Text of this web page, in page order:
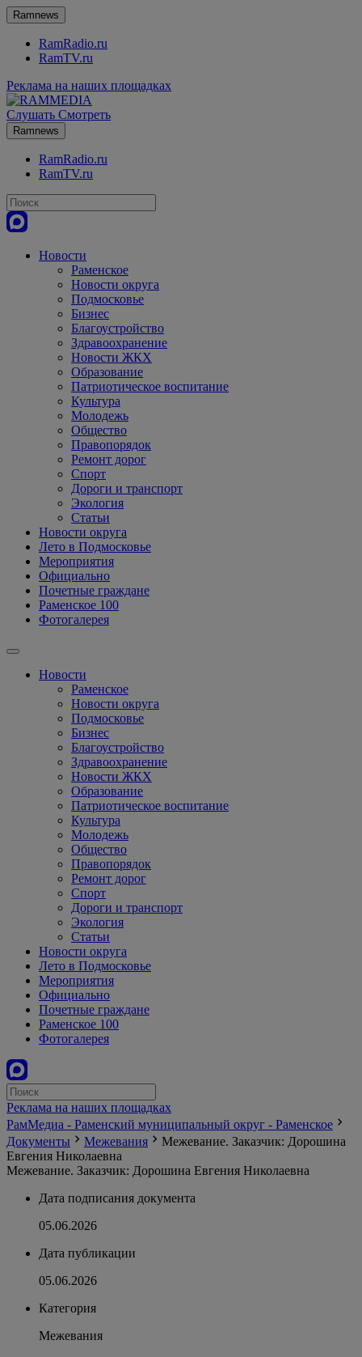
Ramnews
RamRadio.ru
RamTV.ru
Реклама на наших площадках
Слушать Смотреть
Ramnews
RamRadio.ru
RamTV.ru
Новости
Раменское
Новости округа
Подмосковье
Бизнес
Благоустройство
Здравоохранение
Новости ЖКХ
Образование
Патриотическое воспитание
Культура
Молодежь
Общество
Правопорядок
Ремонт дорог
Спорт
Дороги и транспорт
Экология
Статьи
Новости округа
Лето в Подмосковье
Мероприятия
Официально
Почетные граждане
Раменское 100
Фотогалерея
Новости
Раменское
Новости округа
Подмосковье
Бизнес
Благоустройство
Здравоохранение
Новости ЖКХ
Образование
Патриотическое воспитание
Культура
Молодежь
Общество
Правопорядок
Ремонт дорог
Спорт
Дороги и транспорт
Экология
Статьи
Новости округа
Лето в Подмосковье
Мероприятия
Официально
Почетные граждане
Раменское 100
Фотогалерея
Реклама на наших площадках
РамМедиа - Раменский муниципальный округ - Раменское
Документы
Межевания
Межевание. Заказчик: Дорошина
Евгения Николаевна
Межевание. Заказчик: Дорошина Евгения Николаевна
Дата подписания документа
05.06.2026
Дата публикации
05.06.2026
Категория
Межевания